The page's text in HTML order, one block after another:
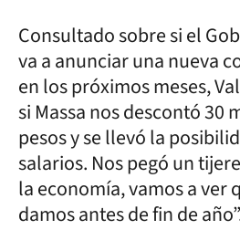
Consultado sobre si el
va a anunciar una nueva
en los próximos meses,
si Massa nos descontó 30
pesos y se llevó la
salarios. Nos pegó un
la economía, vamos a ver
damos antes de fin de